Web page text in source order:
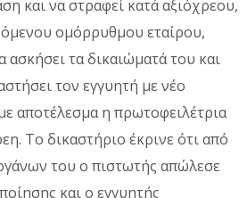
και να στραφεί κατά αξιόχρεου,
ομόρρυθμου εταίρου,
τα δικαιώματά του και
τον εγγυητή με νέο
αποτέλεσμα η πρωτοφειλέτρια
Το δικαστήριο έκρινε ότι από
του ο πιστωτής απώλεσε
και ο εγγυητής